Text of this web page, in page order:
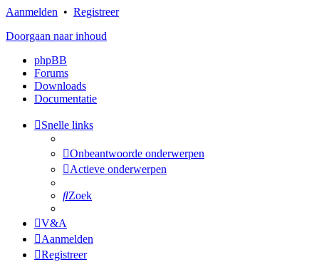
Aanmelden • Registreer
Doorgaan naar inhoud
phpBB
Forums
Downloads
Documentatie
Snelle links
Onbeantwoorde onderwerpen
Actieve onderwerpen
Zoek
V&A
Aanmelden
Registreer